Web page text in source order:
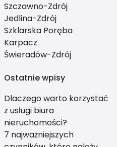
Szczawno-Zdrój
Jedlina-Zdrój
Szklarska Poręba
Karpacz
Świeradów-Zdrój
Ostatnie wpisy
Dlaczego warto korzystać
z usługi biura
nieruchomości?
7 najważniejszych